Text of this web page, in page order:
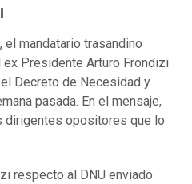
mandatario trasandino
Presidente Arturo Frondizi
Decreto de Necesidad y
pasada. En el mensaje,
dirigentes opositores que lo
respecto al DNU enviado